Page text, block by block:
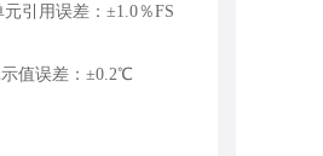
引用误差：±1.0％FS
值误差：±0.2℃